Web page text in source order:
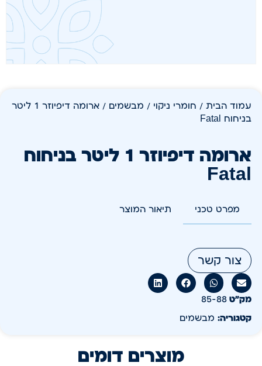
עמוד הבית / חומרי ניקוי / מבשמים
/ ארומה דיפיוזר 1 ליטר
בניחוח Fatal
ארומה דיפיוזר 1 ליטר בניחוח
Fatal
מפרט טכני תיאור המוצר
צור קשר
מק״ט 85-88
קטגוריה: מבשמים
מוצרים דומים